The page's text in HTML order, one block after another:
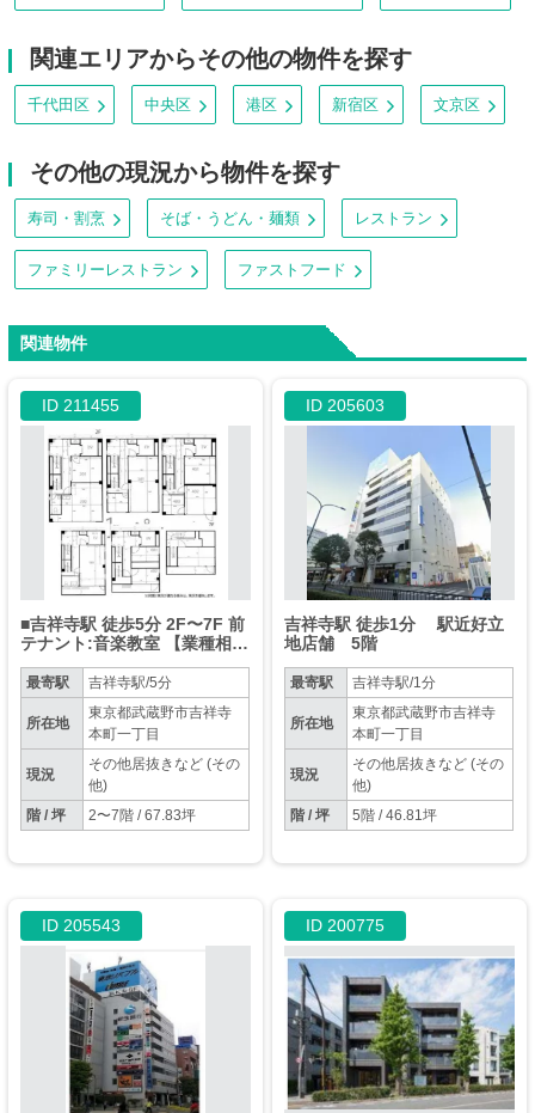
関連エリアからその他の物件を探す
千代田区 中央区 港区 新宿区 文京区
その他の現況から物件を探す
寿司・割烹 そば・うどん・麺類 レストラン
ファミリーレストラン ファストフード
関連物件
ID 211455
■吉祥寺駅 徒歩5分 2F〜7F 前
テナント:音楽教室 【業種相談
最寄駅 吉祥寺駅/5分
所在地
東京都武蔵野市吉祥寺
本町一丁目
現況
その他居抜きなど (その
他)
階 / 坪
2〜7階 / 67.83坪
ID 205603
吉祥寺駅 徒歩1分 駅近好立
地店舗 5階
最寄駅 吉祥寺駅/1分
所在地
東京都武蔵野市吉祥寺
本町一丁目
現況
その他居抜きなど (その
他)
階 / 坪
5階 / 46.81坪
ID 205543 ID 200775